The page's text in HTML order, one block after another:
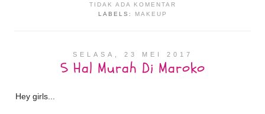
TIDAK ADA KOMENTAR
LABELS:
MAKEUP
SELASA, 23 MEI 2017
5 Hal Murah Di Maroko
Hey girls...